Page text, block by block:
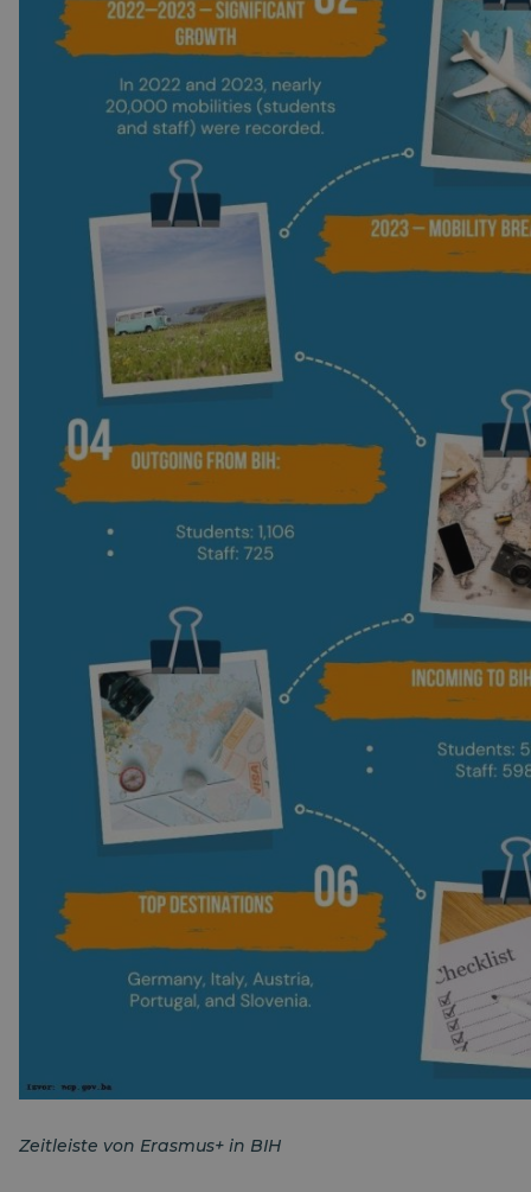
Zeitleiste von Erasmus+ in BIH